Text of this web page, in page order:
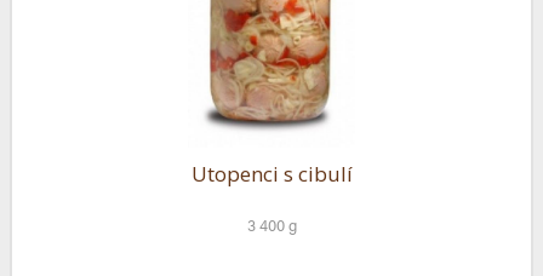
Utopenci s cibulí
3 400 g